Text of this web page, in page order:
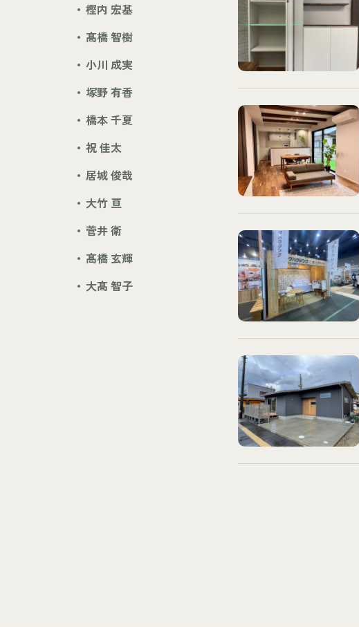
樫内 宏基
髙橋 智樹
小川 成実
塚野 有香
橋本 千夏
祝 佳太
居城 俊哉
大竹 亘
菅井 衛
髙橋 玄輝
大髙 智子